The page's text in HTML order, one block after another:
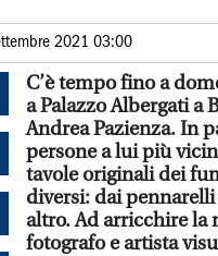
2021 03:00
C’è tempo fino a
a Palazzo Albergati a
Andrea Pazienza. In
persone a lui più
tavole originali dei
diversi: dai
altro. Ad arricchire la
fotografo e artista